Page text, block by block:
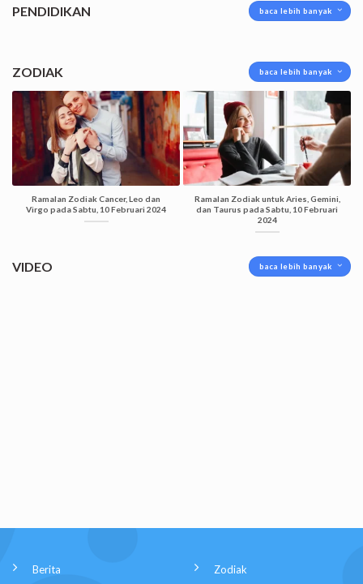
PENDIDIKAN baca lebih banyak
ZODIAK baca lebih banyak
Ramalan Zodiak Cancer, Leo dan
Virgo pada Sabtu, 10 Februari 2024
Ramalan Zodiak untuk Aries, Gemini,
dan Taurus pada Sabtu, 10 Februari
2024
VIDEO baca lebih banyak
Berita Zodiak